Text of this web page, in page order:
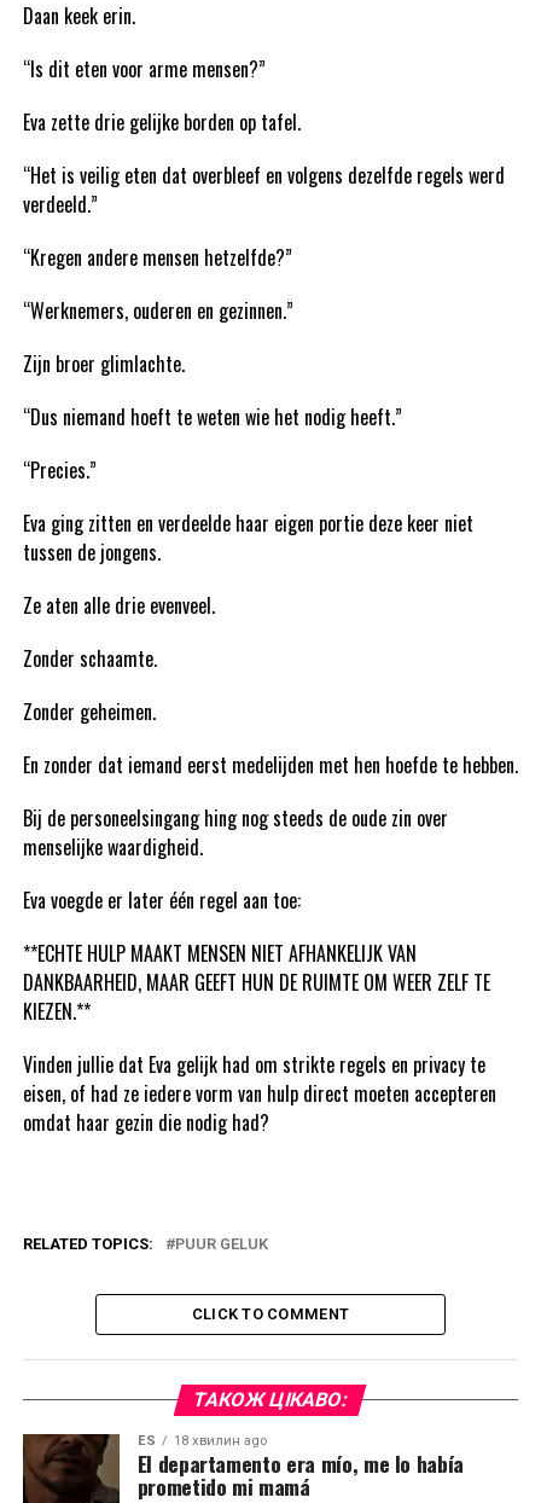
Daan keek erin.
“Is dit eten voor arme mensen?”
Eva zette drie gelijke borden op tafel.
“Het is veilig eten dat overbleef en volgens dezelfde regels werd
verdeeld.”
“Kregen andere mensen hetzelfde?”
“Werknemers, ouderen en gezinnen.”
Zijn broer glimlachte.
“Dus niemand hoeft te weten wie het nodig heeft.”
“Precies.”
Eva ging zitten en verdeelde haar eigen portie deze keer niet
tussen de jongens.
Ze aten alle drie evenveel.
Zonder schaamte.
Zonder geheimen.
En zonder dat iemand eerst medelijden met hen hoefde te hebben.
Bij de personeelsingang hing nog steeds de oude zin over
menselijke waardigheid.
Eva voegde er later één regel aan toe:
**ECHTE HULP MAAKT MENSEN NIET AFHANKELIJK VAN
DANKBAARHEID, MAAR GEEFT HUN DE RUIMTE OM WEER ZELF TE
KIEZEN.**
Vinden jullie dat Eva gelijk had om strikte regels en privacy te
eisen, of had ze iedere vorm van hulp direct moeten accepteren
omdat haar gezin die nodig had?
RELATED TOPICS: PUUR GELUK
CLICK TO COMMENT
ТАКОЖ ЦІКАВО:
ES 18 хвилин ago
El departamento era mío, me lo había
prometido mi mamá